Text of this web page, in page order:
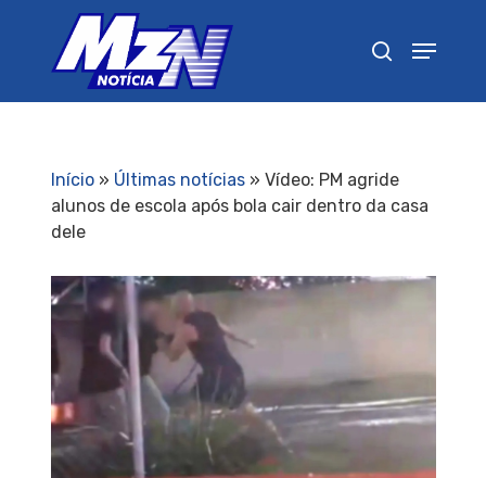
Início» Últimas notícias» Vídeo: PM agride
alunos de escola após bola cair dentro da casa
dele